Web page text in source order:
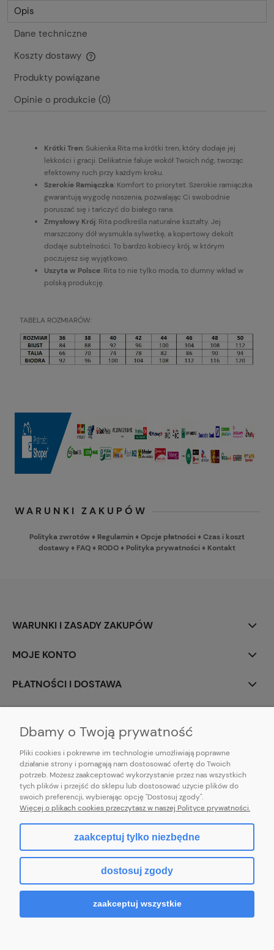
Opis
Dane techniczne
Koszty dostawy
Cena nie zawiera ewentualnych kosztów płatności
Produkty powiązane
Opinie o produkcie (0)
Krótki Tren: Sukienka Rita ma krótki tren, który dodaje jej
lekkości i gracji. Delikatnie faluje wokół Twoich nóg, tworząc
efektowny ruch przy każdym kroku.
Szerokie Ramiączka: Komfort to priorytet. Szerokie ramiączka
gwarantują wygodę noszenia, pozwalając Ci swobodnie
poruszać się i tańczyć do białego rana.
Zmysłowy Krój: Rita podkreśla naturalne kształty. Jej
marszczony dół wysmukla sylwetkę, a kopertowy dekolt
dodaje subtelności. To bardzo kobiecy krój, w którym
poczujesz się wyjątkowo.
Uszyta w Polsce: Rita to nie tylko moda, to dumny wkład w
polską produkcję.
TABELA ROZMIARÓW:
WARUNKI ZAKUPÓW
Polityka zwrotów ♦ Regulamin♦Opcje płatności♦Czas i koszt
dostawy♦ FAQ♦ RODO♦ Polityka prywatności♦ Kontakt
WARUNKI I ZASADY ZAKUPÓW
MOJE KONTO
PŁATNOŚCI I DOSTAWA
E-mail:pl101sukienek@gmail.com
101sukienek.pl
ul. Piotrkowska 317/11, Łódź 93-035, woj. łódzkie
pokaż pełną wersję strony
Sklep internetowy Shoper.pl
Dbamy o Twoją prywatność
Pliki cookies i pokrewne im technologie umożliwiają poprawne
działanie strony i pomagają nam dostosować ofertę do Twoich
potrzeb. Możesz zaakceptować wykorzystanie przez nas wszystkich
tych plików i przejść do sklepu lub dostosować użycie plików do
swoich preferencji, wybierając opcję "Dostosuj zgody".
Więcej o plikach cookies przeczytasz w naszej Polityce prywatności.
zaakceptuj tylko niezbędne
dostosuj zgody
zaakceptuj wszystkie